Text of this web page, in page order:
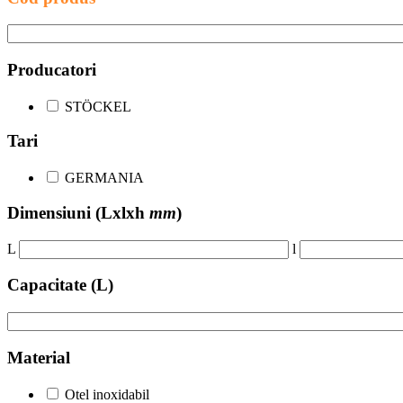
Producatori
STÖCKEL
Tari
GERMANIA
Dimensiuni (Lxlxh mm)
L l
Capacitate (L)
Material
Otel inoxidabil